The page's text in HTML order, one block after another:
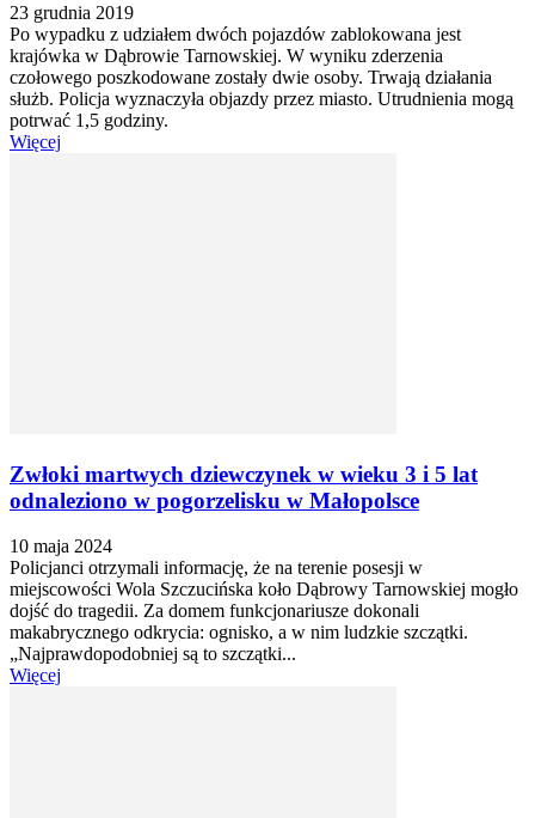
23 grudnia 2019
Po wypadku z udziałem dwóch pojazdów zablokowana jest
krajówka w Dąbrowie Tarnowskiej. W wyniku zderzenia
czołowego poszkodowane zostały dwie osoby. Trwają działania
służb. Policja wyznaczyła objazdy przez miasto. Utrudnienia mogą
potrwać 1,5 godziny.
Więcej
Zwłoki martwych dziewczynek w wieku 3 i 5 lat
odnaleziono w pogorzelisku w Małopolsce
10 maja 2024
Policjanci otrzymali informację, że na terenie posesji w
miejscowości Wola Szczucińska koło Dąbrowy Tarnowskiej mogło
dojść do tragedii. Za domem funkcjonariusze dokonali
makabrycznego odkrycia: ognisko, a w nim ludzkie szczątki.
„Najprawdopodobniej są to szczątki...
Więcej